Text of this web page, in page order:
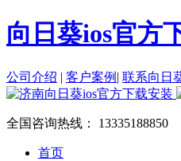
向日葵ios官方
公司介绍 | 客户案例 | 联系向日
全国咨询热线： 13335188850
首页